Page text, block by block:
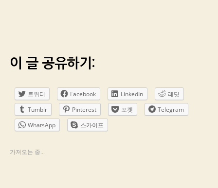
이 글 공유하기:
트위터 Facebook LinkedIn
레딧
Tumblr
Pinterest 포켓
Telegram
WhatsApp
스카이프
가져오는 중...